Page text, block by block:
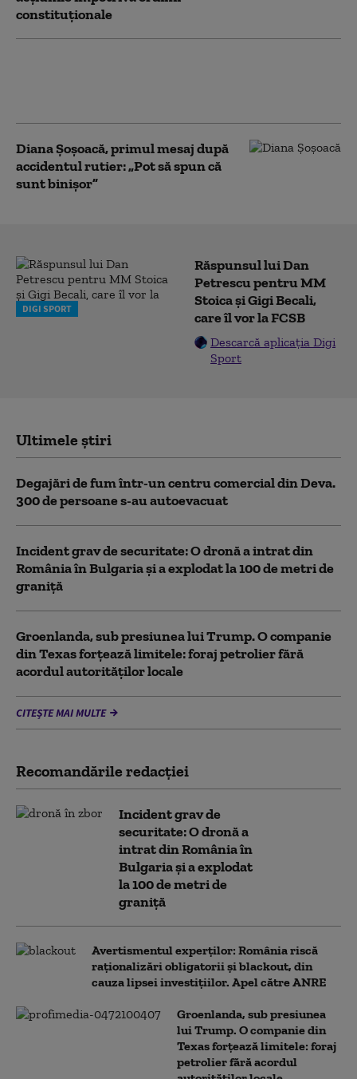
constituționale
Diana Şoşoacă, primul mesaj după
accidentul rutier: „Pot să spun că
sunt binişor”
DIGI SPORT
Răspunsul lui Dan
Petrescu pentru MM
Stoica și Gigi Becali,
care îl vor la FCSB
Descarcă aplicația Digi
Sport
Ultimele știri
Degajări de fum într-un centru comercial din Deva.
300 de persoane s-au autoevacuat
Incident grav de securitate: O dronă a intrat din
România în Bulgaria şi a explodat la 100 de metri de
graniţă
Groenlanda, sub presiunea lui Trump. O companie
din Texas forțează limitele: foraj petrolier fără
acordul autorităților locale
CITEȘTE MAI MULTE
Recomandările redacţiei
Incident grav de
securitate: O dronă a
intrat din România în
Bulgaria şi a explodat
la 100 de metri de
graniţă
Avertismentul experților: România riscă
raționalizări obligatorii și blackout, din
cauza lipsei investițiilor. Apel către ANRE
Groenlanda, sub presiunea
lui Trump. O companie din
Texas forțează limitele: foraj
petrolier fără acordul